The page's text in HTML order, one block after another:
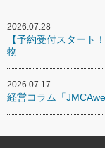
2026.07.28
【予約受付スタート
物
2026.07.17
経営コラム「